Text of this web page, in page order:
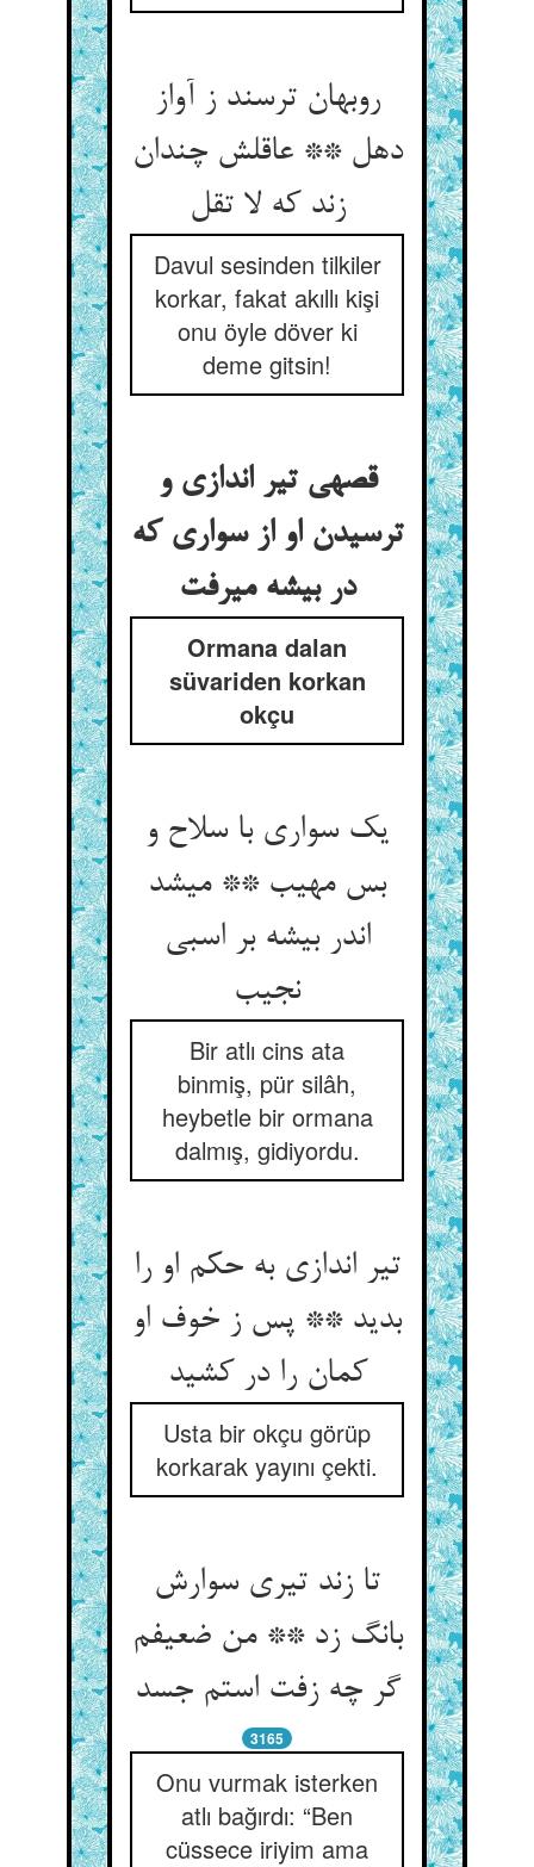
روبهان ترسند ز آواز
دهل ** عاقلش چندان
زند که لا تقل‏
Davul sesinden tilkiler
korkar, fakat akıllı kişi
onu öyle döver ki
deme gitsin!
قصه‏ی تیر اندازی و
ترسیدن او از سواری که
در بیشه می‏رفت‏
Ormana dalan
süvariden korkan
okçu
یک سواری با سلاح و
بس مهیب ** می‏شد
اندر بیشه بر اسبی
نجیب‏
Bir atlı cins ata
binmiş, pür silâh,
heybetle bir ormana
dalmış, gidiyordu.
تیر اندازی به حکم او را
بدید ** پس ز خوف او
کمان را در کشید
Usta bir okçu görüp
korkarak yayını çekti.
تا زند تیری سوارش
بانگ زد ** من ضعیفم
گر چه زفت استم جسد
3165
Onu vurmak isterken
atlı bağırdı: “Ben
cüssece iriyim ama